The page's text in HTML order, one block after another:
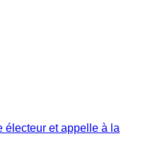
électeur et appelle à la